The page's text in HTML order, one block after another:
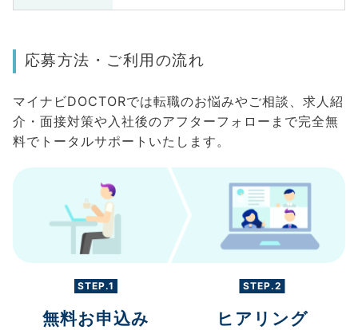
応募方法・ご利用の流れ
マイナビDOCTORでは転職のお悩みやご相談、求人紹
介・面接対策や入社後のアフターフォローまで完全無
料でトータルサポートいたします。
STEP.1
無料お申込み
STEP.2
ヒアリング